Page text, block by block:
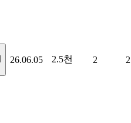
26.06.05 2.5천 2 2